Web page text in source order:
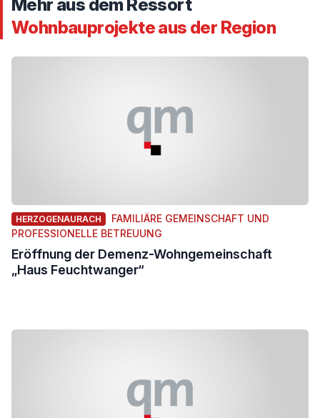
Mehr aus dem Ressort
Wohnbauprojekte aus der Region
HERZOGENAURACH
FAMILIÄRE GEMEINSCHAFT UND
PROFESSIONELLE BETREUUNG
Eröffnung der Demenz-Wohngemeinschaft
„Haus Feuchtwanger“